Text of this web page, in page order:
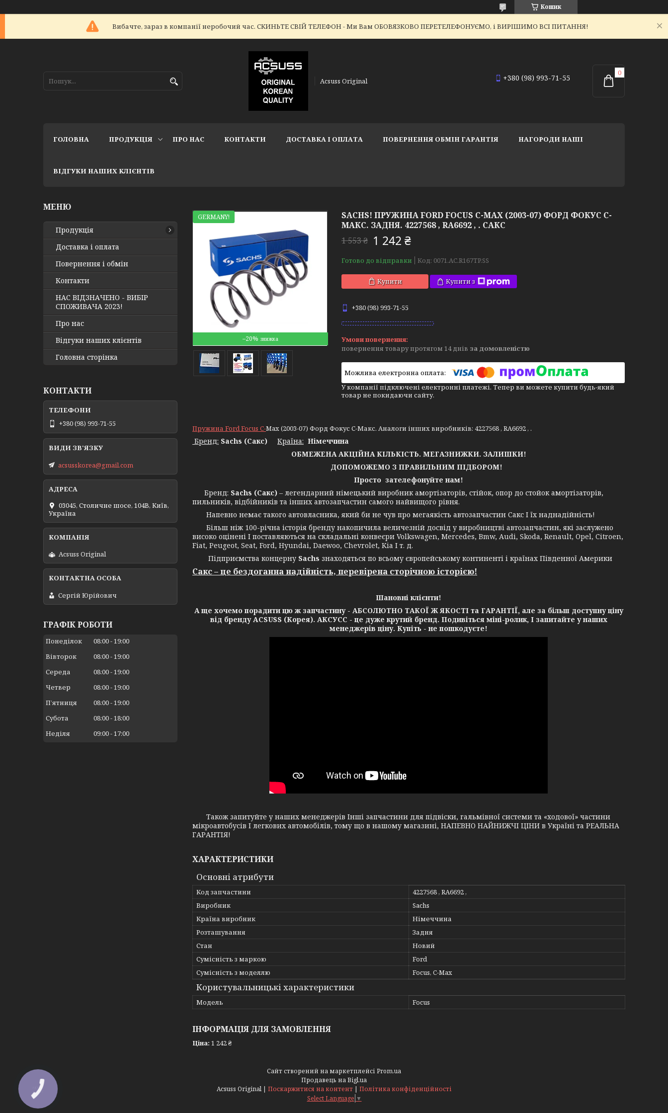
Кошик
Вибачте, зараз в компанії неробочий час. СКИНЬТЕ СВІЙ ТЕЛЕФОН - Ми Вам ОБОВЯЗКОВО ПЕРЕТЕЛЕФОНУЄМО, і ВИРІШИМО ВСІ ПИТАННЯ!
Acsuss Original +380 (98) 993-71-55
ГОЛОВНА ПРОДУКЦІЯ ПРО НАС КОНТАКТИ ДОСТАВКА І ОПЛАТА ПОВЕРНЕННЯ ОБМІН ГАРАНТІЯ НАГОРОДИ НАШІ
ВІДГУКИ НАШИХ КЛІЄНТІВ
–20%
GERMANY!
SACHS! ПРУЖИНА FORD FOCUS C-MAX (2003-07) ФОРД ФОКУС С-
МАКС. ЗАДНЯ. 4227568 , RA6692 , . САКС
1 553 ₴ 1 242 ₴
Готово до відправки Код: 0071.AC.R167TP.SS
Купити Купити з
+380 (98) 993-71-55
повернення товару протягом 14 днів за домовленістю
У компанії підключені електронні платежі. Тепер ви можете купити будь-який
товар не покидаючи сайту.
Пружина Ford Focus C-Max (2003-07) Форд Фокус С-Макс. Аналоги інших виробників: 4227568 , RA6692 , .
Бренд: Sachs (Сакс) Країна: Німеччина
ОБМЕЖЕНА АКЦІЙНА КІЛЬКІСТЬ. МЕГАЗНИЖКИ. ЗАЛИШКИ!
ДОПОМОЖЕМО З ПРАВИЛЬНИМ ПІДБОРОМ!
Просто зателефонуйте нам!
Бренд: Sachs (Сакс) – легендарний німецький виробник амортізаторів, стійок, опор до стойок амортізаторів,
пильників, відбійників та інших автозапчастин самого найвищого рівня.
Напевно немає такого автовласника, який би не чув про мегаякість автозапчастин Сакс І їх наднадійність!
Більш ніж 100-річна історія бренду накопичила величезній досвід у виробництві автозапчастин, які заслужено
високо оцінені І поставляються на складальні конвеєри Volkswagen, Mercedes, Bmw, Audi, Skoda, Renault, Opel, Citroen,
Fiat, Peugeot, Seat, Ford, Hyundai, Daewoo, Chevrolet, Kia І т. д.
Підприємства концерну Sachs знаходяться по всьому європейському континенті і країнах Південної Америки
Сакс – це бездоганна надійність, перевірена сторічною історією!
Шановні клієнти!
А ще хочемо порадити цю ж запчастину - АБСОЛЮТНО ТАКОЇ Ж ЯКОСТІ та ГАРАНТІЇ, але за більш доступну ціну
від бренду ACSUSS (Корея). АКСУСС - це дуже крутий бренд. Подивіться міні-ролик, І запитайте у наших
менеджерів ціну. Купіть - не пошкодуєте!
Також запитуйте у наших менеджерів Інші запчастини для підвіски, гальмівної системи та «ходової» частини
мікроавтобусів І легкових автомобілів, тому що в нашому магазині, НАПЕВНО НАЙНИЖЧІ ЦІНИ в Україні та РЕАЛЬНА
ГАРАНТІЯ!
ХАРАКТЕРИСТИКИ
Основні атрибути
Код запчастини
4227568 , RA6692 ,
Виробник
Sachs
Країна виробник
Німеччина
Розташування
Задня
Стан
Новий
Сумісність з маркою
Ford
Сумісність з моделлю
Focus, C-Max
Користувальницькі характеристики
Мoдель Focus
ІНФОРМАЦІЯ ДЛЯ ЗАМОВЛЕННЯ
Ціна: 1 242 ₴
Продукція
Доставка і оплата
Повернення і обмін
Контакти
НАС ВІДЗНАЧЕНО - ВИБІР
СПОЖИВАЧА 2023!
Про нас
Відгуки наших клієнтів
Головна сторінка
КОНТАКТИ
+380 (98) 993-71-55
acsusskorea@gmail.com
03045, Столичне шосе, 104B, Київ,
Україна
Acsuss Original
Сергій Юрійович
ГРАФІК РОБОТИ
Понеділок 08:00 19:00
Вівторок
08:00 19:00
Середа
08:00 19:00
Четвер
08:00 19:00
Пʼятниця
08:00 19:00
Субота
08:00 18:00
Неділя
09:00 17:00
Сайт створений на маркетплейсі Prom.ua
Продавець на Bigl.ua
Acsuss Original | Поскаржитися на контент | Політика конфіденційності
Select Language ▼
КНОПКА
ЗВ'ЯЗКУ